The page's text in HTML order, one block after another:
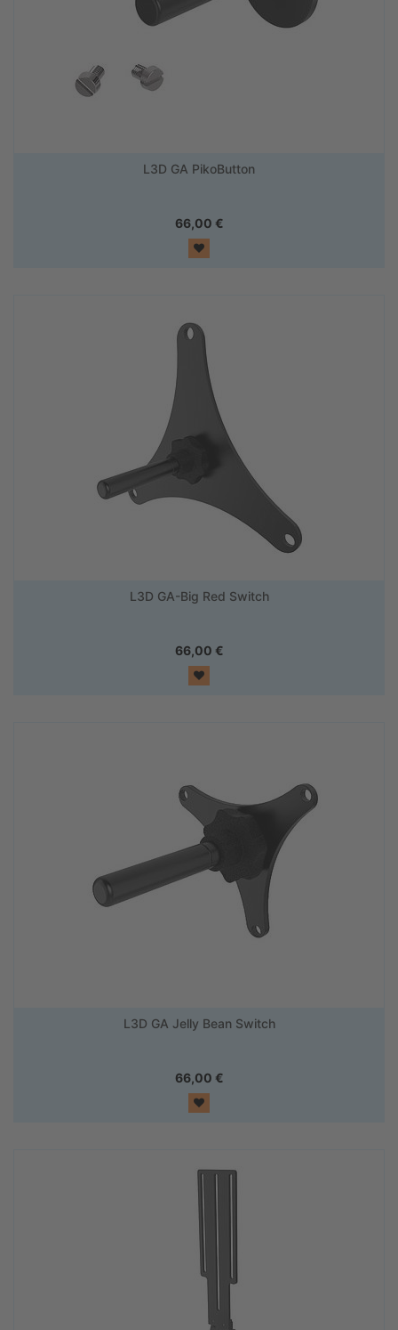
L3D GA PikoButton
66,00 €
L3D GA-Big Red Switch
66,00 €
L3D GA Jelly Bean Switch
66,00 €